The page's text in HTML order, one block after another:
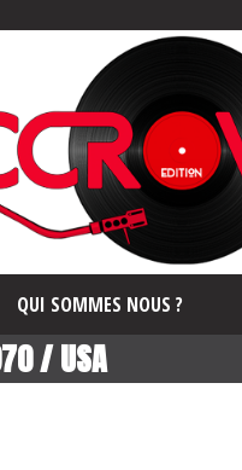
QUI SOMMES NOUS ?
/ USA